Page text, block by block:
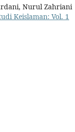
Nurul Zahriani
Keislaman: Vol. 1